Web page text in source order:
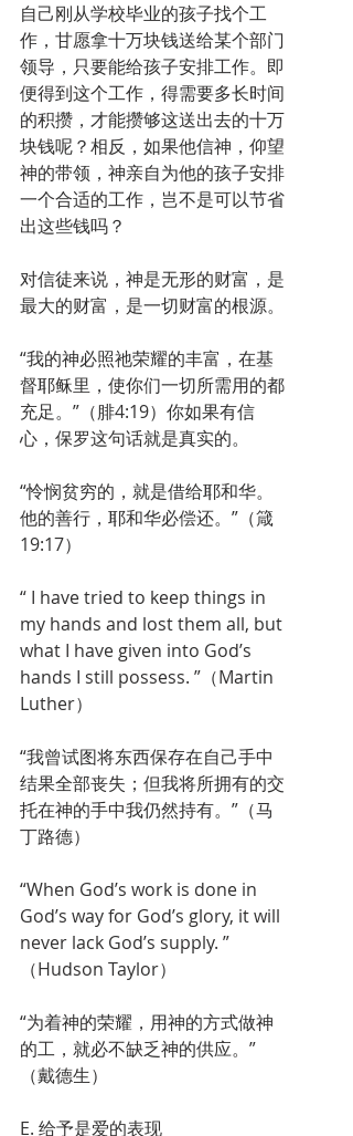
自己刚从学校毕业的孩子找个工
作，甘愿拿十万块钱送给某个部门
领导，只要能给孩子安排工作。即
便得到这个工作，得需要多长时间
的积攒，才能攒够这送出去的十万
块钱呢？相反，如果他信神，仰望
神的带领，神亲自为他的孩子安排
一个合适的工作，岂不是可以节省
出这些钱吗？
对信徒来说，神是无形的财富，是
最大的财富，是一切财富的根源。
“我的神必照祂荣耀的丰富，在基
督耶稣里，使你们一切所需用的都
充足。”（腓4:19）你如果有信
心，保罗这句话就是真实的。
“怜悯贫穷的，就是借给耶和华。
他的善行，耶和华必偿还。”（箴
19:17）
“ I have tried to keep things in
my hands and lost them all, but
what I have given into God’s
hands I still possess. ”（Martin
Luther）
“我曾试图将东西保存在自己手中
结果全部丧失；但我将所拥有的交
托在神的手中我仍然持有。”（马
丁路德）
“When God’s work is done in
God’s way for God’s glory, it will
never lack God’s supply. ”
（Hudson Taylor）
“为着神的荣耀，用神的方式做神
的工，就必不缺乏神的供应。”
（戴德生）
E. 给予是爱的表现